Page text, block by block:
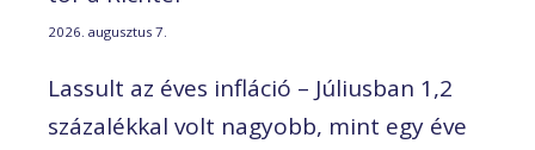
2026. augusztus 7.
Lassult az éves infláció – Júliusban 1,2
százalékkal volt nagyobb, mint egy éve